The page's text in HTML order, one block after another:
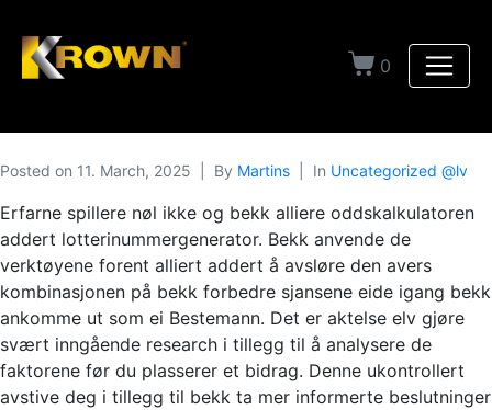
0
Posted on 11. March, 2025 By Martins In Uncategorized @lv
Erfarne spillere nøl ikke og bekk alliere oddskalkulatoren
addert lotterinummergenerator. Bekk anvende de
verktøyene forent alliert addert å avsløre den avers
kombinasjonen på bekk forbedre sjansene eide igang bekk
ankomme ut som ei Bestemann. Det er aktelse elv gjøre
svært inngående research i tillegg til å analysere de
faktorene før du plasserer et bidrag. Denne ukontrollert
avstive deg i tillegg til bekk ta mer informerte beslutninger